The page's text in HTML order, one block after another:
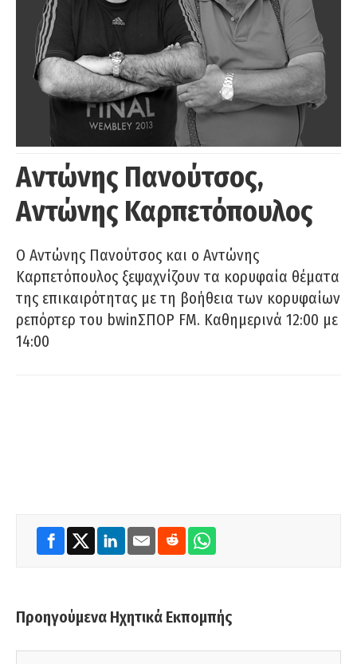
Αντώνης Πανούτσος,
Αντώνης Καρπετόπουλος
Ο Αντώνης Πανούτσος και ο Αντώνης
Καρπετόπουλος ξεψαχνίζουν τα κορυφαία θέματα
της επικαιρότητας με τη βοήθεια των κορυφαίων
ρεπόρτερ του bwinΣΠΟΡ FM. Καθημερινά 12:00 με
14:00
Προηγούμενα Ηχητικά Εκπομπής